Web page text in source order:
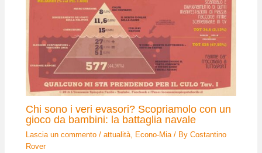
Chi sono i veri evasori? Scopriamolo con un
gioco da bambini: la battaglia navale
Lascia un commento /attualità Econo-Mia / ByCostantino
Rover